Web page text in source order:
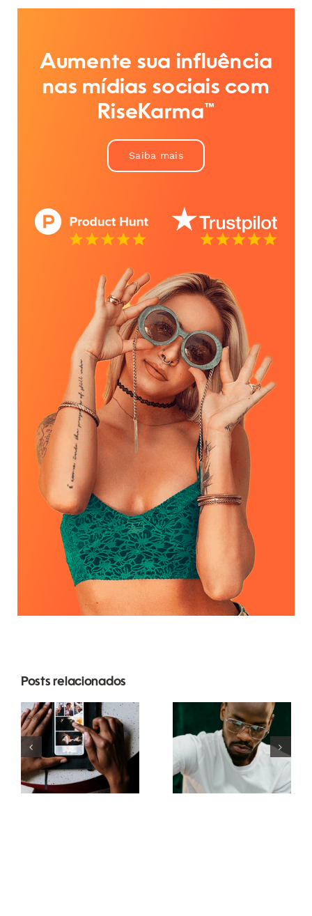
Aumente sua influência
nas mídias sociais com
RiseKarma™
Saiba mais
Posts relacionados
Melhores
apps para
animar fotos
e criar posts
envolventes
no
Top 17 Dicas
Avançadas
para
Entender o
Algoritmo